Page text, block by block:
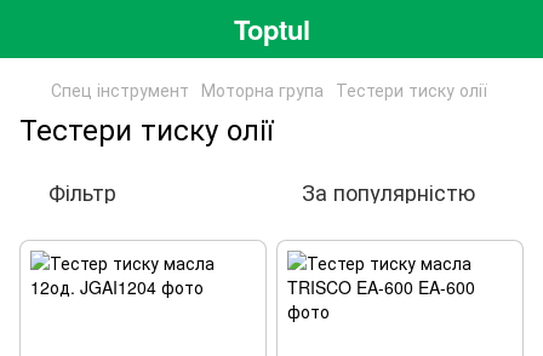
Toptul
Спец інструмент Моторна група Тестери тиску олії
Тестери тиску олії
Фільтр За популярністю